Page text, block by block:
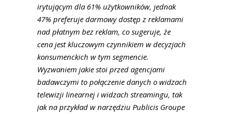
irytującym dla 61% użytkowników, jednak
47% preferuje darmowy dostęp z reklamami
nad płatnym bez reklam, co sugeruje, że
cena jest kluczowym czynnikiem w decyzjach
konsumenckich w tym segmencie.
Wyzwaniem jakie stoi przed agencjami
badawczymi to połączenie danych o widzach
telewizji linearnej i widzach streamingu, tak
jak na przykład w narzędziu Publicis Groupe